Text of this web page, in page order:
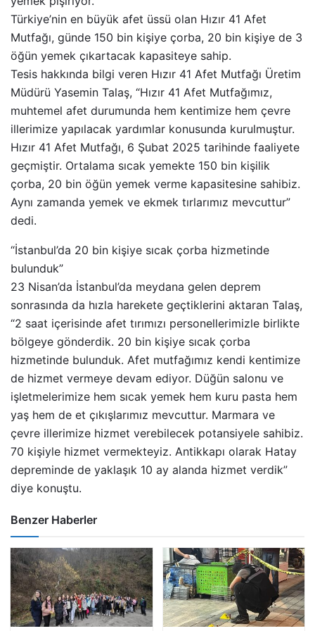
Türkiye’nin en büyük afet üssü olan Hızır 41 Afet
Mutfağı, günde 150 bin kişiye çorba, 20 bin kişiye de 3
öğün yemek çıkartacak kapasiteye sahip.
Tesis hakkında bilgi veren Hızır 41 Afet Mutfağı Üretim
Müdürü Yasemin Talaş, “Hızır 41 Afet Mutfağımız,
muhtemel afet durumunda hem kentimize hem çevre
illerimize yapılacak yardımlar konusunda kurulmuştur.
Hızır 41 Afet Mutfağı, 6 Şubat 2025 tarihinde faaliyete
geçmiştir. Ortalama sıcak yemekte 150 bin kişilik
çorba, 20 bin öğün yemek verme kapasitesine sahibiz.
Aynı zamanda yemek ve ekmek tırlarımız mevcuttur”
dedi.
“İstanbul’da 20 bin kişiye sıcak çorba hizmetinde
bulunduk”
23 Nisan’da İstanbul’da meydana gelen deprem
sonrasında da hızla harekete geçtiklerini aktaran Talaş,
“2 saat içerisinde afet tırımızı personellerimizle birlikte
bölgeye gönderdik. 20 bin kişiye sıcak çorba
hizmetinde bulunduk. Afet mutfağımız kendi kentimize
de hizmet vermeye devam ediyor. Düğün salonu ve
işletmelerimize hem sıcak yemek hem kuru pasta hem
yaş hem de et çıkışlarımız mevcuttur. Marmara ve
çevre illerimize hizmet verebilecek potansiyele sahibiz.
70 kişiyle hizmet vermekteyiz. Antikkapı olarak Hatay
depreminde de yaklaşık 10 ay alanda hizmet verdik”
diye konuştu.
Benzer Haberler